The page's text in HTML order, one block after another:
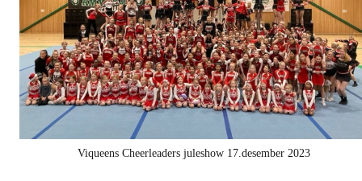
Viqueens Cheerleaders juleshow 17.desember 2023